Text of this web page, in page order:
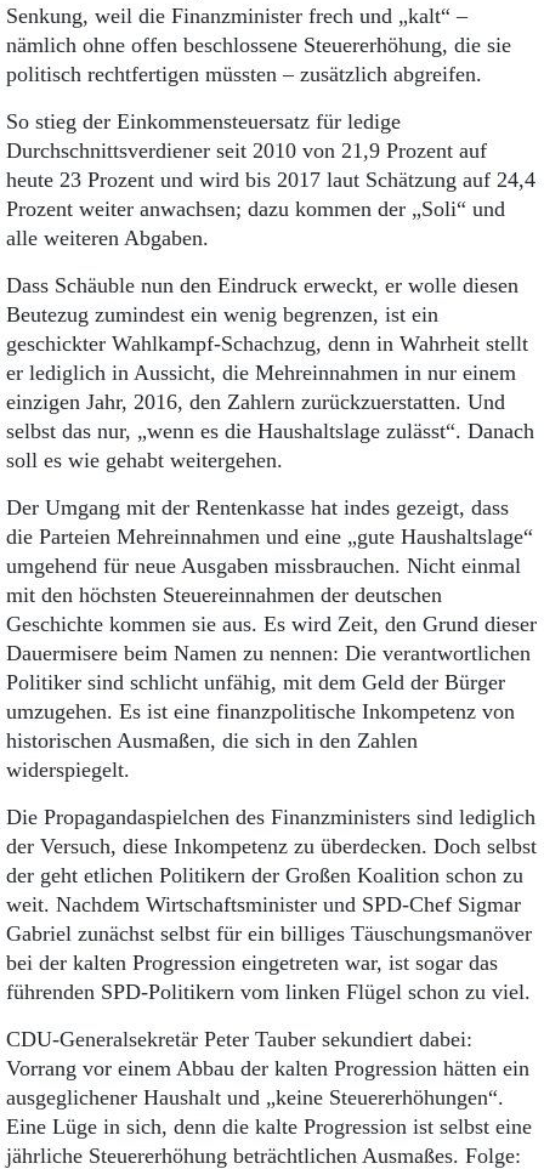
Senkung, weil die Finanzminister frech und „kalt“ –
nämlich ohne offen beschlossene Steuererhöhung, die sie
politisch rechtfertigen müssten – zusätzlich abgreifen.
So stieg der Einkommensteuersatz für ledige
Durchschnittsverdiener seit 2010 von 21,9 Prozent auf
heute 23 Prozent und wird bis 2017 laut Schätzung auf 24,4
Prozent weiter anwachsen; dazu kommen der „Soli“ und
alle weiteren Abgaben.
Dass Schäuble nun den Eindruck erweckt, er wolle diesen
Beutezug zumindest ein wenig begrenzen, ist ein
geschickter Wahlkampf-Schachzug, denn in Wahrheit stellt
er lediglich in Aussicht, die Mehreinnahmen in nur einem
einzigen Jahr, 2016, den Zahlern zurückzuerstatten. Und
selbst das nur, „wenn es die Haushaltslage zulässt“. Danach
soll es wie gehabt weitergehen.
Der Umgang mit der Rentenkasse hat indes gezeigt, dass
die Parteien Mehreinnahmen und eine „gute Haushaltslage“
umgehend für neue Ausgaben missbrauchen. Nicht einmal
mit den höchsten Steuereinnahmen der deutschen
Geschichte kommen sie aus. Es wird Zeit, den Grund dieser
Dauermisere beim Namen zu nennen: Die verantwortlichen
Politiker sind schlicht unfähig, mit dem Geld der Bürger
umzugehen. Es ist eine finanzpolitische Inkompetenz von
historischen Ausmaßen, die sich in den Zahlen
widerspiegelt.
Die Propagandaspielchen des Finanzministers sind lediglich
der Versuch, diese Inkompetenz zu überdecken. Doch selbst
der geht etlichen Politikern der Großen Koalition schon zu
weit. Nachdem Wirtschaftsminister und SPD-Chef Sigmar
Gabriel zunächst selbst für ein billiges Täuschungsmanöver
bei der kalten Progression eingetreten war, ist sogar das
führenden SPD-Politikern vom linken Flügel schon zu viel.
CDU-Generalsekretär Peter Tauber sekundiert dabei:
Vorrang vor einem Abbau der kalten Progression hätten ein
ausgeglichener Haushalt und „keine Steuererhöhungen“.
Eine Lüge in sich, denn die kalte Progression ist selbst eine
jährliche Steuererhöhung beträchtlichen Ausmaßes. Folge: